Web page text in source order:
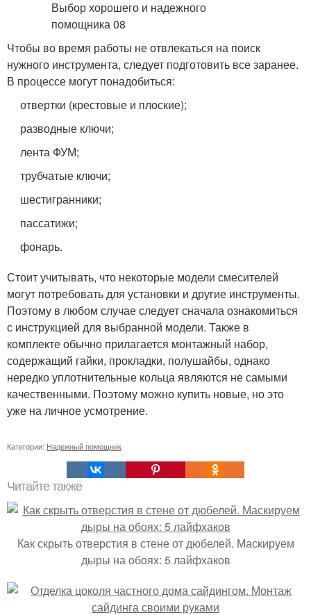
Чтобы во время работы не отвлекаться на поиск
нужного инструмента, следует подготовить все заранее.
В процессе могут понадобиться:
отвертки (крестовые и плоские);
разводные ключи;
лента ФУМ;
трубчатые ключи;
шестигранники;
пассатижи;
фонарь.
Стоит учитывать, что некоторые модели смесителей
могут потребовать для установки и другие инструменты.
Поэтому в любом случае следует сначала ознакомиться
с инструкцией для выбранной модели. Также в
комплекте обычно прилагается монтажный набор,
содержащий гайки, прокладки, полушайбы, однако
нередко уплотнительные кольца являются не самыми
качественными. Поэтому можно купить новые, но это
уже на личное усмотрение.
Категории: Надежный помощник
Читайте также
Как скрыть отверстия в стене от дюбелей. Маскируем
дыры на обоях: 5 лайфхаков